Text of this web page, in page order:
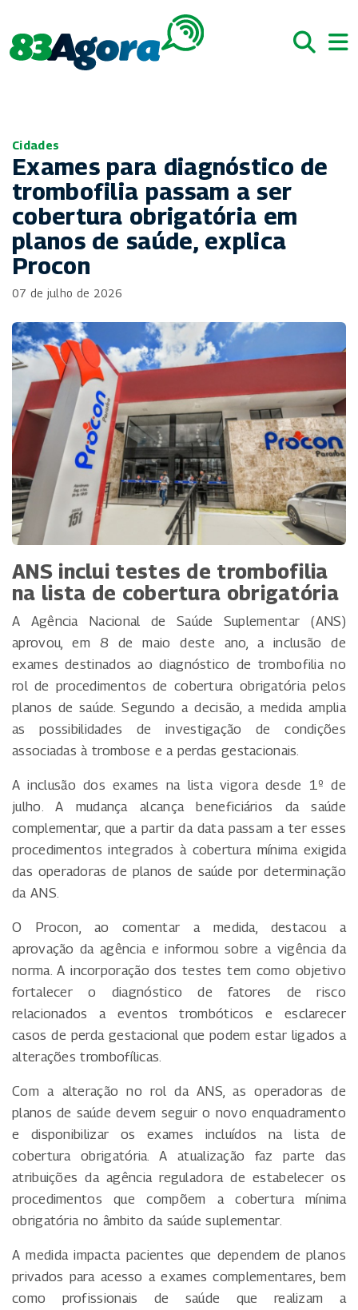
Cidades
Exames para diagnóstico de
trombofilia passam a ser
cobertura obrigatória em
planos de saúde, explica
Procon
07 de julho de 2026
ANS inclui testes de trombofilia
na lista de cobertura obrigatória
A Agência Nacional de Saúde Suplementar (ANS)
aprovou, em 8 de maio deste ano, a inclusão de
exames destinados ao diagnóstico de trombofilia no
rol de procedimentos de cobertura obrigatória pelos
planos de saúde. Segundo a decisão, a medida amplia
as possibilidades de investigação de condições
associadas à trombose e a perdas gestacionais.
A inclusão dos exames na lista vigora desde 1º de
julho. A mudança alcança beneficiários da saúde
complementar, que a partir da data passam a ter esses
procedimentos integrados à cobertura mínima exigida
das operadoras de planos de saúde por determinação
da ANS.
O Procon, ao comentar a medida, destacou a
aprovação da agência e informou sobre a vigência da
norma. A incorporação dos testes tem como objetivo
fortalecer o diagnóstico de fatores de risco
relacionados a eventos trombóticos e esclarecer
casos de perda gestacional que podem estar ligados a
alterações trombofílicas.
Com a alteração no rol da ANS, as operadoras de
planos de saúde devem seguir o novo enquadramento
e disponibilizar os exames incluídos na lista de
cobertura obrigatória. A atualização faz parte das
atribuições da agência reguladora de estabelecer os
procedimentos que compõem a cobertura mínima
obrigatória no âmbito da saúde suplementar.
A medida impacta pacientes que dependem de planos
privados para acesso a exames complementares, bem
como profissionais de saúde que realizam a